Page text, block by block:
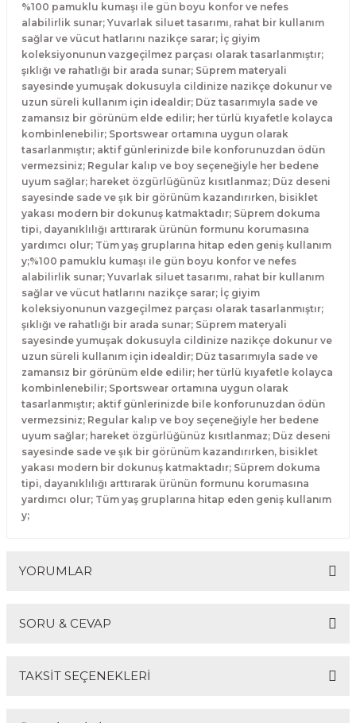
%100 pamuklu kumaşı ile gün boyu konfor ve nefes
alabilirlik sunar; Yuvarlak siluet tasarımı, rahat bir kullanım
sağlar ve vücut hatlarını nazikçe sarar; İç giyim
koleksiyonunun vazgeçilmez parçası olarak tasarlanmıştır;
şıklığı ve rahatlığı bir arada sunar; Süprem materyali
sayesinde yumuşak dokusuyla cildinize nazikçe dokunur ve
uzun süreli kullanım için idealdir; Düz tasarımıyla sade ve
zamansız bir görünüm elde edilir; her türlü kıyafetle kolayca
kombinlenebilir; Sportswear ortamına uygun olarak
tasarlanmıştır; aktif günlerinizde bile konforunuzdan ödün
vermezsiniz; Regular kalıp ve boy seçeneğiyle her bedene
uyum sağlar; hareket özgürlüğünüz kısıtlanmaz; Düz deseni
sayesinde sade ve şık bir görünüm kazandırırken, bisiklet
yakası modern bir dokunuş katmaktadır; Süprem dokuma
tipi, dayanıklılığı arttırarak ürünün formunu korumasına
yardımcı olur; Tüm yaş gruplarına hitap eden geniş kullanım
y;%100 pamuklu kumaşı ile gün boyu konfor ve nefes
alabilirlik sunar; Yuvarlak siluet tasarımı, rahat bir kullanım
sağlar ve vücut hatlarını nazikçe sarar; İç giyim
koleksiyonunun vazgeçilmez parçası olarak tasarlanmıştır;
şıklığı ve rahatlığı bir arada sunar; Süprem materyali
sayesinde yumuşak dokusuyla cildinize nazikçe dokunur ve
uzun süreli kullanım için idealdir; Düz tasarımıyla sade ve
zamansız bir görünüm elde edilir; her türlü kıyafetle kolayca
kombinlenebilir; Sportswear ortamına uygun olarak
tasarlanmıştır; aktif günlerinizde bile konforunuzdan ödün
vermezsiniz; Regular kalıp ve boy seçeneğiyle her bedene
uyum sağlar; hareket özgürlüğünüz kısıtlanmaz; Düz deseni
sayesinde sade ve şık bir görünüm kazandırırken, bisiklet
yakası modern bir dokunuş katmaktadır; Süprem dokuma
tipi, dayanıklılığı arttırarak ürünün formunu korumasına
yardımcı olur; Tüm yaş gruplarına hitap eden geniş kullanım
y;
YORUMLAR
SORU & CEVAP
TAKSİT SEÇENEKLERİ